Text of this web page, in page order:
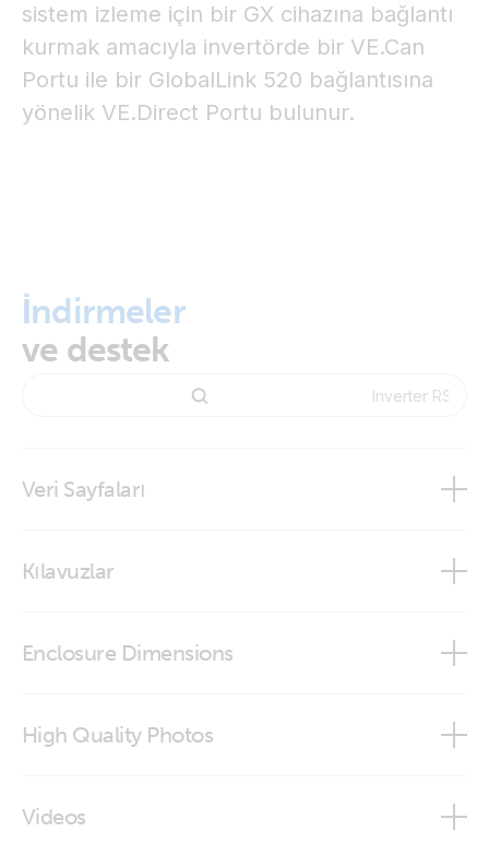
sistem izleme için bir GX cihazına bağlantı
kurmak amacıyla invertörde bir VE.Can
Portu ile bir GlobalLink 520 bağlantısına
yönelik VE.Direct Portu bulunur.
İndirmeler
ve destek
Veri Sayfaları
Kılavuzlar
Enclosure Dimensions
High Quality Photos
Videos